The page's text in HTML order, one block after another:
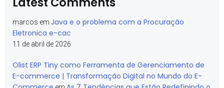
marcos em Java e o problema com a Procuração
Eletronica e-cac
11 de abril de 2026
Olist ERP Tiny como Ferramenta de Gerenciamento de
E-commerce | Transformação Digital no Mundo do E-